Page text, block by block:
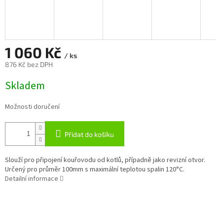
1 060 Kč / ks
876 Kč bez DPH
cena:
Skladem
Možnosti doručení
Přidat do košíku
Slouží pro připojení kouřovodu od kotlů, případně jako revizní otvor.
Určený pro průměr 100mm s maximální teplotou spalin 120°C.
Detailní informace